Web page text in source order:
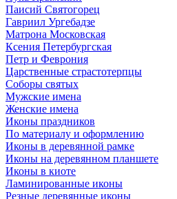
Паисий Святогорец
Гавриил Ургебадзе
Матрона Московская
Ксения Петербургская
Петр и Феврония
Царственные страстотерпцы
Соборы святых
Мужские имена
Женские имена
Иконы праздников
По материалу и оформлению
Иконы в деревянной рамке
Иконы на деревянном планшете
Иконы в киоте
Ламинированные иконы
Резные деревянные иконы